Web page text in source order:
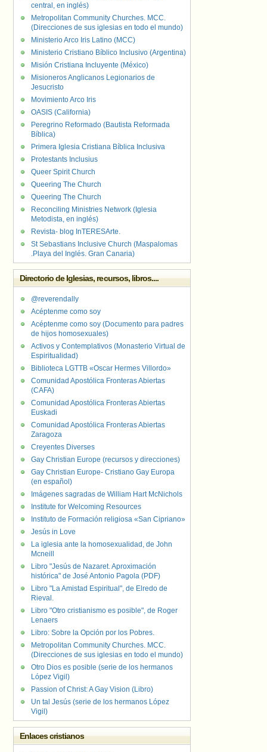
central, en inglés)
Metropolitan Community Churches. MCC.
(Direcciones de sus iglesias en todo el mundo)
Ministerio Arco Iris Latino (MCC)
Ministerio Cristiano Bíblico Inclusivo (Argentina)
Misión Cristiana Incluyente (México)
Misioneros Anglicanos Legionarios de
Jesucristo
Movimiento Arco Iris
OASIS (California)
Peregrino Reformado (Bautista Reformada
Bíblica)
Primera Iglesia Cristiana Bíblica Inclusiva
Protestants Inclusius
Queer Spirit Church
Queering The Church
Queering The Church
Reconciling Ministries Network (Iglesia
Metodista, en inglés)
Revista- blog InTERESArte.
St Sebastians Inclusive Church (Maspalomas
.Playa del Inglés. Gran Canaria)
Directorio de Iglesias, recursos, libros....
@reverendally
Acéptenme como soy
Acéptenme como soy (Documento para padres
de hijos homosexuales)
Activos y Contemplativos (Monasterio Virtual de
Espiritualidad)
Biblioteca LGTTB «Oscar Hermes Villordo»
Comunidad Apostólica Fronteras Abiertas
(CAFA)
Comunidad Apostólica Fronteras Abiertas
Euskadi
Comunidad Apostólica Fronteras Abiertas
Zaragoza
Creyentes Diverses
Gay Christian Europe (recursos y direcciones)
Gay Christian Europe- Cristiano Gay Europa
(en español)
Imágenes sagradas de William Hart McNichols
Institute for Welcoming Resources
Instituto de Formación religiosa «San Cipriano»
Jesús in Love
La iglesia ante la homosexualidad, de John
Mcneill
Libro "Jesús de Nazaret. Aproximación
histórica" de José Antonio Pagola (PDF)
Libro "La Amistad Espiritual", de Elredo de
Rieval.
Libro "Otro cristianismo es posible", de Roger
Lenaers
Libro: Sobre la Opción por los Pobres.
Metropolitan Community Churches. MCC.
(Direcciones de sus iglesias en todo el mundo)
Otro Dios es posible (serie de los hermanos
López Vigil)
Passion of Christ: A Gay Vision (Libro)
Un tal Jesús (serie de los hermanos López
Vigil)
Enlaces cristianos